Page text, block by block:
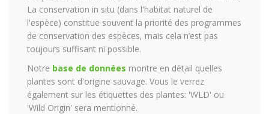
La conservation in situ (dans l'habitat naturel de
l'espèce) constitue souvent la priorité des programmes
de conservation des espèces, mais cela n’est pas
toujours suffisant ni possible.
Notre base de données montre en détail quelles
plantes sont d'origine sauvage. Vous le verrez
également sur les étiquettes des plantes: 'WLD' ou
'Wild Origin' sera mentionné.